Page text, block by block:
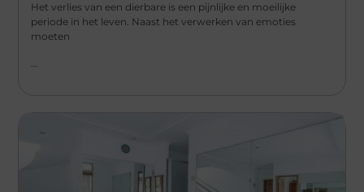
Het verlies van een dierbare is een pijnlijke en moeilijke
periode in het leven. Naast het verwerken van emoties
moeten